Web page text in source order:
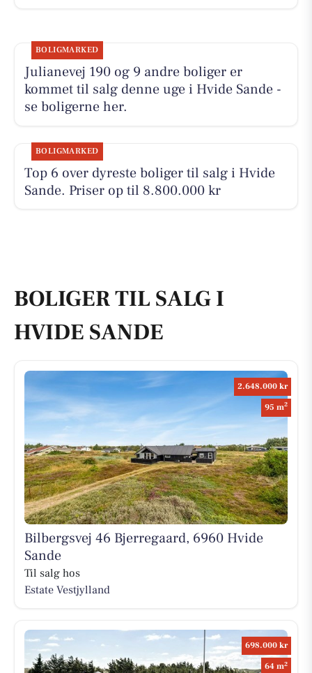
BOLIGMARKED
Julianevej 190 og 9 andre boliger er
kommet til salg denne uge i Hvide Sande -
se boligerne her.
BOLIGMARKED
Top 6 over dyreste boliger til salg i Hvide
Sande. Priser op til 8.800.000 kr
BOLIGER TIL SALG I
HVIDE SANDE
2.648.000 kr
95 m2
Bilbergsvej 46 Bjerregaard, 6960 Hvide
Sande
Til salg hos
Estate Vestjylland
698.000 kr
64 m2